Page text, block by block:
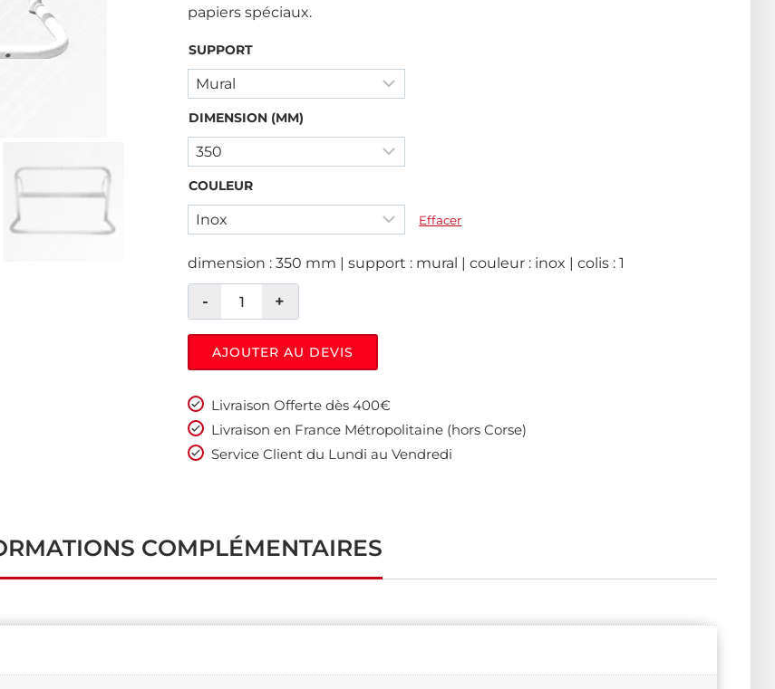
papiers spéciaux.
SUPPORT
DIMENSION (MM)
COULEUR
Effacer
dimension : 350 mm | support : mural | couleur : inox | colis : 1
AJOUTER AU DEVIS
Livraison Offerte dès 400€
Livraison en France Métropolitaine (hors Corse)
Service Client du Lundi au Vendredi
COMPLÉMENTAIRES